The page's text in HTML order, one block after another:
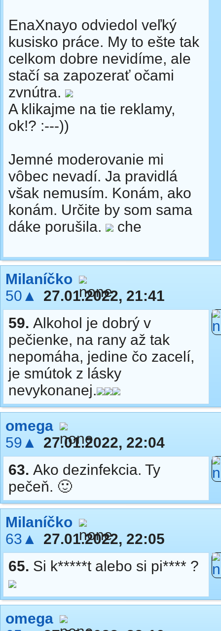
EnaXnayo odviedol veľký
kusisko práce. My to ešte tak
celkom dobre nevidíme, ale
stačí sa zapozerať očami
zvnútra.
A klikajme na tie reklamy,
ok!? :---))
Jemné moderovanie mi
vôbec nevadí. Ja pravidlá
však nemusím. Konám, ako
konám. Určite by som sama
dáke porušila.
che
Milaníčko
50▲
27.01.2022, 21:41
59. Alkohol je dobrý v
pečienke, na rany až tak
nepomáha, jedine čo zacelí,
je smútok z lásky
nevykonanej.
omega
59▲
27.01.2022, 22:04
63. Ako dezinfekcia. Ty
pečeň. 🙂
Milaníčko
63▲
27.01.2022, 22:05
65. Si k*****t alebo si pi**** ?
omega